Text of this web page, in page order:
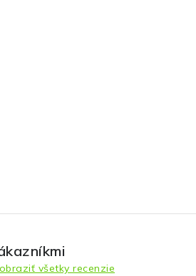
všetky recenzie